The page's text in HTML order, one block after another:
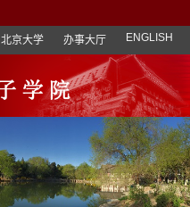
北京大学 办事大厅 ENGLISH